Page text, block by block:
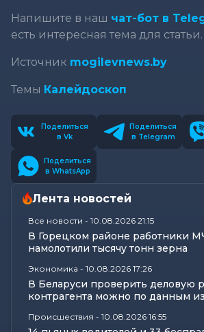
Напишите в наш чат-бот в
есть интересная тема для статьи.
Источник mogilevnews.by
Темы Калейдоскоп
Поделиться
в Vk
Поделиться
в Telegram
Поделиться
в WhatsApp
Лента новостей
Все новости - 10.08.2026 21:15
В Горецком районе работники
намолотили тысячу тонн зерна
Экономика - 10.08.2026 17:26
В Беларуси проверить деловую
контрагента можно по данным
Происшествия - 10.08.2026 16:55